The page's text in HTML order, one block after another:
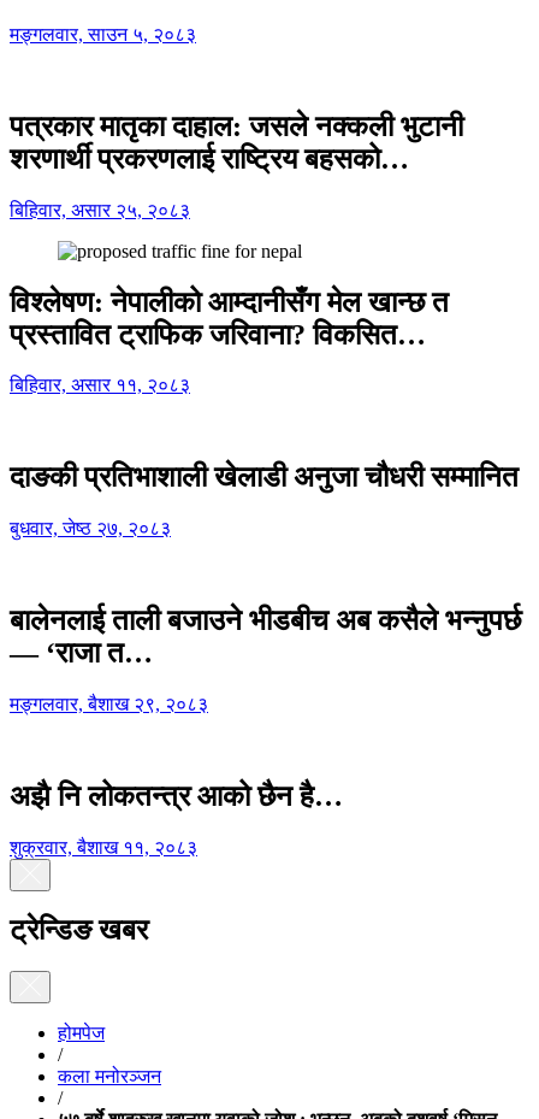
मङ्गलवार, साउन ५, २०८३
पत्रकार मातृका दाहाल: जसले नक्कली भुटानी
शरणार्थी प्रकरणलाई राष्ट्रिय बहसको…
बिहिवार, असार २५, २०८३
विश्लेषण: नेपालीको आम्दानीसँग मेल खान्छ त
प्रस्तावित ट्राफिक जरिवाना? विकसित…
बिहिवार, असार ११, २०८३
दाङकी प्रतिभाशाली खेलाडी अनुजा चौधरी सम्मानित
बुधवार, जेष्ठ २७, २०८३
बालेनलाई ताली बजाउने भीडबीच अब कसैले भन्नुपर्छ
— ‘राजा त…
मङ्गलवार, बैशाख २९, २०८३
अझै नि लोकतन्त्र आको छैन है…
शुक्रवार, बैशाख ११, २०८३
ट्रेन्डिङ खबर
होमपेज
/
कला मनोरञ्जन
/